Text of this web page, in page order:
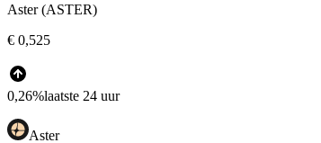
Aster (ASTER)
€ 0,525
0,26%laatste 24 uur
Aster